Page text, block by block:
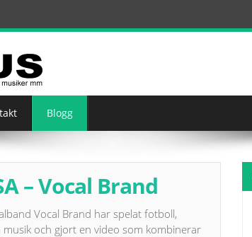
Blogg
– Vocal Brand
Vocal Brand har spelat fotboll,
musik och gjort en video som kombinerar